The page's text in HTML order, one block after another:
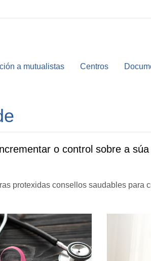
a mutualistas Centros
o control sobre a
protexidas consellos saudables para